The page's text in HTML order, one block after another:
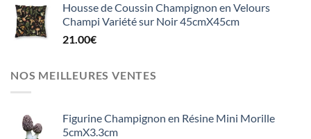
Housse de Coussin Champignon en Velours
Champi Variété sur Noir 45cmX45cm
21.00€
NOS MEILLEURES VENTES
Figurine Champignon en Résine Mini Morille
5cmX3.3cm